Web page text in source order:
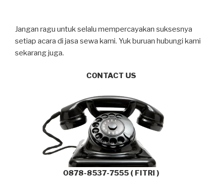
Jangan ragu untuk selalu mempercayakan suksesnya
setiap acara di jasa sewa kami. Yuk buruan hubungi kami
sekarang juga.
CONTACT US
0878-8537-7555 ( FITRI )